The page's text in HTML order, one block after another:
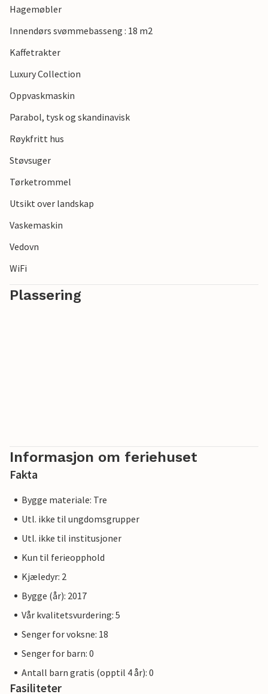
Hagemøbler
Innendørs svømmebasseng : 18 m2
Kaffetrakter
Luxury Collection
Oppvaskmaskin
Parabol, tysk og skandinavisk
Røykfritt hus
Støvsuger
Tørketrommel
Utsikt over landskap
Vaskemaskin
Vedovn
WiFi
Plassering
Informasjon om feriehuset
Fakta
Bygge materiale: Tre
Utl. ikke til ungdomsgrupper
Utl. ikke til institusjoner
Kun til ferieopphold
Kjæledyr: 2
Bygge (år): 2017
Vår kvalitetsvurdering: 5
Senger for voksne: 18
Senger for barn: 0
Antall barn gratis (opptil 4 år): 0
Fasiliteter